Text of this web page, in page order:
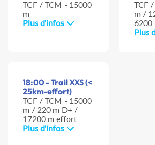
TCF / TCM - 15000
m
Plus d'infos
TCF
m /
6200
Plus
18:00 - Trail XXS (<
25km-effort)
TCF / TCM - 15000
m / 220 m D+ /
17200 m effort
Plus d'infos